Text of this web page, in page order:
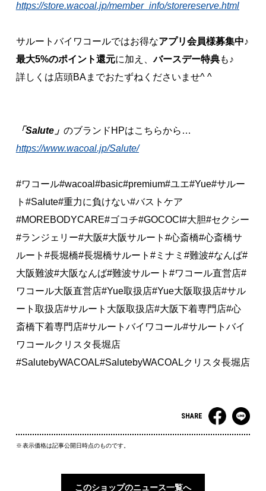
https://store.wacoal.jp/member_info/storereserve.html
サルートバイワコールではお得なアプリ会員様募集中♪
最大5%のポイント還元に加え、バースデー特典も♪
詳しくは店頭BAまでおたずねくださいませ^ ^
「Salute」 のブランドHPはこちらから…
https://www.wacoal.jp/Salute/
#ワコール#wacoal#basic#premium#ユエ#Yue#サルー
ト#Salute#重力に負けない#バストケア
#MOREBODYCARE#ゴコチ#GOCOCI#大胆#セクシー
#ランジェリー#大阪#大阪サルート#心斎橋#心斎橋サ
ルート#長堀橋#長堀橋サルート#ミナミ#難波#なんば#
大阪難波#大阪なんば#難波サルート#ワコール直営店#
ワコール大阪直営店#Yue取扱店#Yue大阪取扱店#サル
ート取扱店#サルート大阪取扱店#大阪下着専門店#心
斎橋下着専門店#サルートバイワコール#サルートバイ
ワコールクリスタ長堀店
#SalutebyWACOAL#SalutebyWACOALクリスタ長堀店
SHARE
表示価格は記事公開日時点のものです。
このショップのニュース一覧へ